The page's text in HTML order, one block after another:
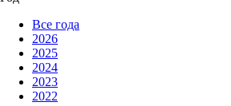
Все года
2026
2025
2024
2023
2022